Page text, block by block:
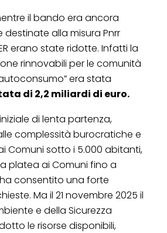
il bando era ancora
destinate alla misura Pnrr
erano state ridotte. Infatti la
rinnovabili per le comunità
era stata
di 2,2 miliardi di euro.
di lenta partenza,
complessità burocratiche e
Comuni sotto i 5.000 abitanti,
platea ai Comuni fino a
consentito una forte
Ma il 21 novembre 2025 il
e della Sicurezza
le risorse disponibili,